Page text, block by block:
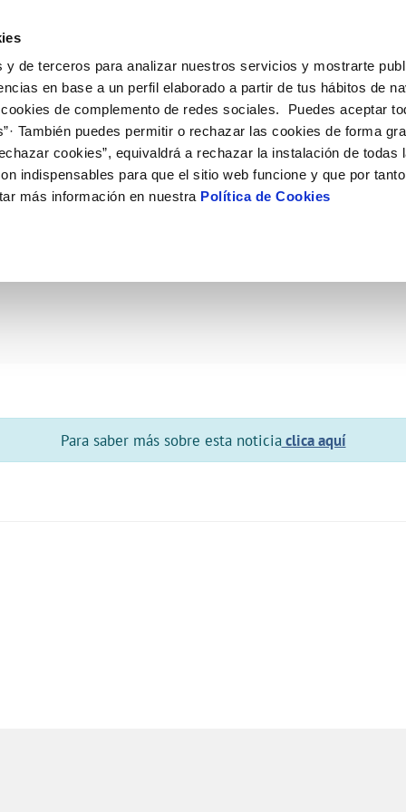
y de terceros para analizar nuestros servicios y mostrarte
en base a un perfil elaborado a partir de tus hábitos de
de complemento de redes sociales. Puedes aceptar
También puedes permitir o rechazar las cookies de forma
cookies”, equivaldrá a rechazar la instalación de todas
indispensables para que el sitio web funcione y que por
más información en nuestra Política de Cookies
de titular
de suministro
MODIFICACIÓN DE DATOS
Actualizar datos bancários
Actualizar datos de
Tu Servicio
AL CLIENTE
contacto
COMPROMISO DE SERVICIO
Carta de compromisos
Customer Counsel (Defensa del
Tu Agua
del agua
consumidor
CUIDADOS DEL AGUA
Consejos de ahorro
Depósitos comunitarios
comunitarios
Conócenos
DE GESTIÓN Y CERTIFICADOS
PERFIL DEL CONTRATANTE
Plataforma de contratación del
público
Licitaciones en curso
la red de
Para saber más sobre esta noticiaclica aquí